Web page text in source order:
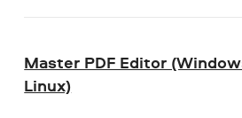
Master PDF Editor
Linux)